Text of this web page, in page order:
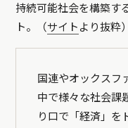
持続可能社会を構築す
ト。（サイト より抜粋）
国連やオックスフ
中で様々な社会課
り口で「経済」を